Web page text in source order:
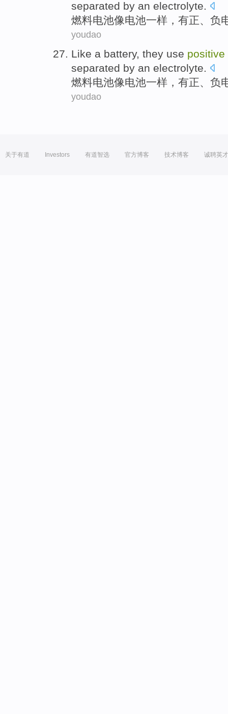
separated by an electrolyte.
燃料电池像电池一样， 有正、 负
youdao
Like a battery, they use positive
separated by an electrolyte.
燃料电池像电池一样， 有正、 负
youdao
关于有道 Investors 有道智选 官方博客 技术博客 诚聘英才